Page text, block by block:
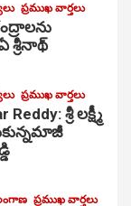
ప్రముఖ వార్తలు
శ్రీనాథ్
ప్రముఖ వార్తలు
శ్రీ లక్ష్మీ
ప్రముఖ వార్తలు